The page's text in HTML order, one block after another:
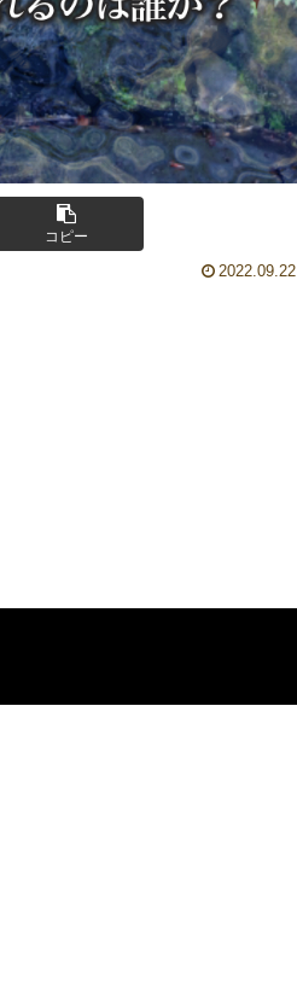
コピー
2022.09.22